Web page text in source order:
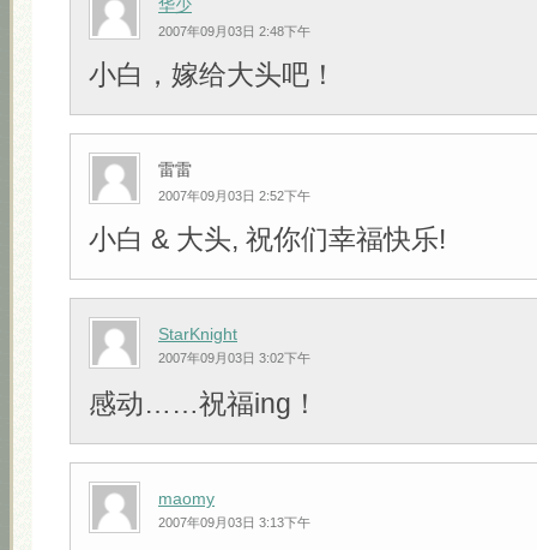
华少
2007年09月03日 2:48下午
小白，嫁给大头吧！
雷雷
2007年09月03日 2:52下午
小白 & 大头, 祝你们幸福快乐!
StarKnight
2007年09月03日 3:02下午
感动……祝福ing！
maomy
2007年09月03日 3:13下午